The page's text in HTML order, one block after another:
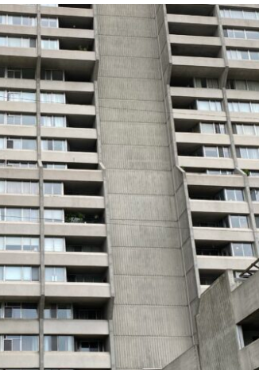
ET
UN
TOIT
(AVEC
QUELQUES
MEUBLES)
￼